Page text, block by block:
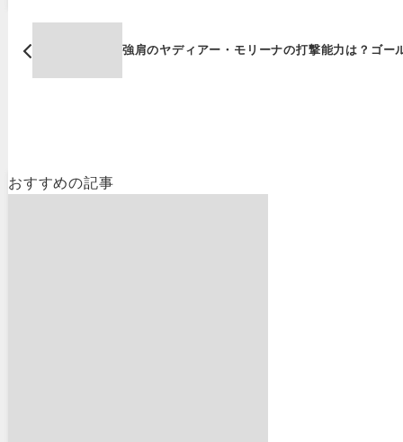
強肩のヤディアー・モリーナの打撃能力は？ゴー
おすすめの記事